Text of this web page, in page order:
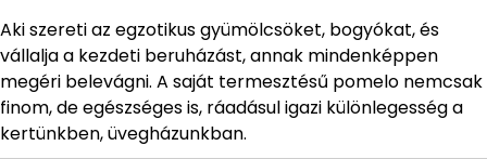
Aki szereti az egzotikus gyümölcsöket, bogyókat, és
vállalja a kezdeti beruházást, annak mindenképpen
megéri belevágni. A saját termesztésű pomelo nemcsak
finom, de egészséges is, ráadásul igazi különlegesség a
kertünkben, üvegházunkban.